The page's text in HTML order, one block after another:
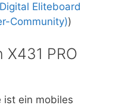
Digital Eliteboard
Community))
PRO
ist ein mobiles